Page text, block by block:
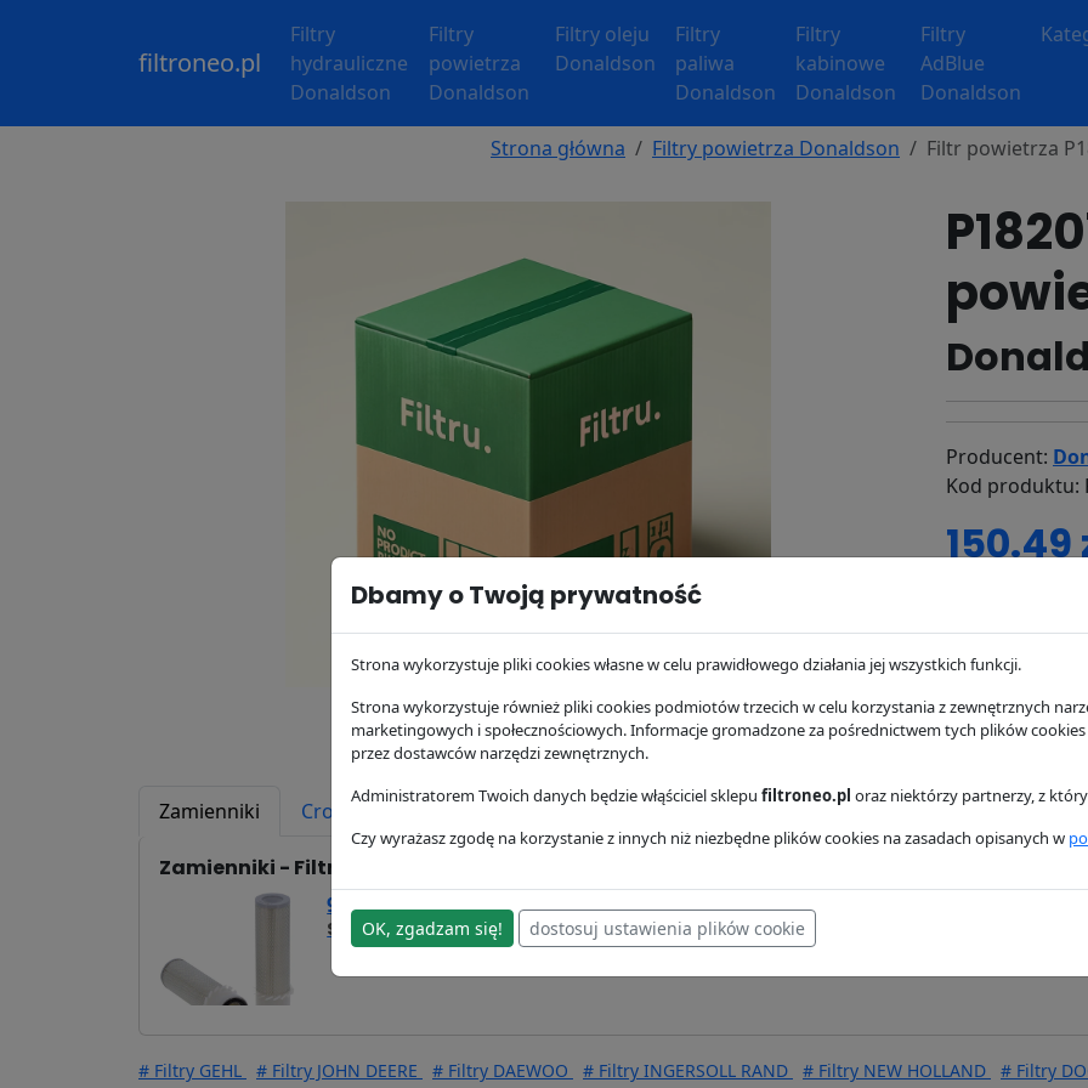
filtroneo.pl
Filtry
hydrauliczne
Donaldson
Filtry
powietrza
Donaldson
Filtry oleju
Donaldson
Filtry
paliwa
Donaldson
Filtry
kabinowe
Donaldson
Filtry
AdBlue
Donaldson
Strona główna Filtry powietrza Donaldson Filtr powietrza
Producent:
Kod produktu:
150.49
dostępność:
wysyłka:24/48
Zamienniki Cross Reference Zastosowanie Dostawa i płatność
Zamienniki - Filtr powietrza P182072
94,85 zł
SA11773KHifi Filter
# Filtry GEHL # Filtry JOHN DEERE # Filtry DAEWOO # Filtry INGERSOLL RAND # Filtry NEW HOLLAND # Filtry
Dbamy o Twoją prywatność
Strona wykorzystuje pliki cookies własne w celu prawidłowego działania jej wszystkich funkcji.
Strona wykorzystuje również pliki cookies podmiotów trzecich w celu korzystania z zewnętrznych
marketingowych i społecznościowych. Informacje gromadzone za pośrednictwem tych plików
przez dostawców narzędzi zewnętrznych.
Administratorem Twoich danych będzie włąściciel sklepu filtroneo.pl oraz niektórzy partnerzy, z
Czy wyrażasz zgodę na korzystanie z innych niż niezbędne plików cookies na zasadach opisanych w
OK, zgadzam się! dostosuj ustawienia plików cookie